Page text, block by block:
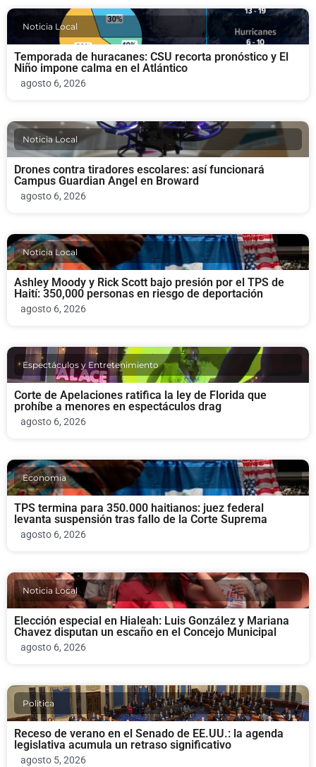
Noticia Local
Temporada de huracanes: CSU recorta pronóstico y El
Niño impone calma en el Atlántico
agosto 6, 2026
Noticia Local
Drones contra tiradores escolares: así funcionará
Campus Guardian Angel en Broward
agosto 6, 2026
Noticia Local
Ashley Moody y Rick Scott bajo presión por el TPS de
Haití: 350,000 personas en riesgo de deportación
agosto 6, 2026
Espectáculos y Entretenimiento
Corte de Apelaciones ratifica la ley de Florida que
prohíbe a menores en espectáculos drag
agosto 6, 2026
Economia
TPS termina para 350.000 haitianos: juez federal
levanta suspensión tras fallo de la Corte Suprema
agosto 6, 2026
Noticia Local
Elección especial en Hialeah: Luis González y Mariana
Chavez disputan un escaño en el Concejo Municipal
agosto 6, 2026
Politica
Receso de verano en el Senado de EE.UU.: la agenda
legislativa acumula un retraso significativo
agosto 5, 2026